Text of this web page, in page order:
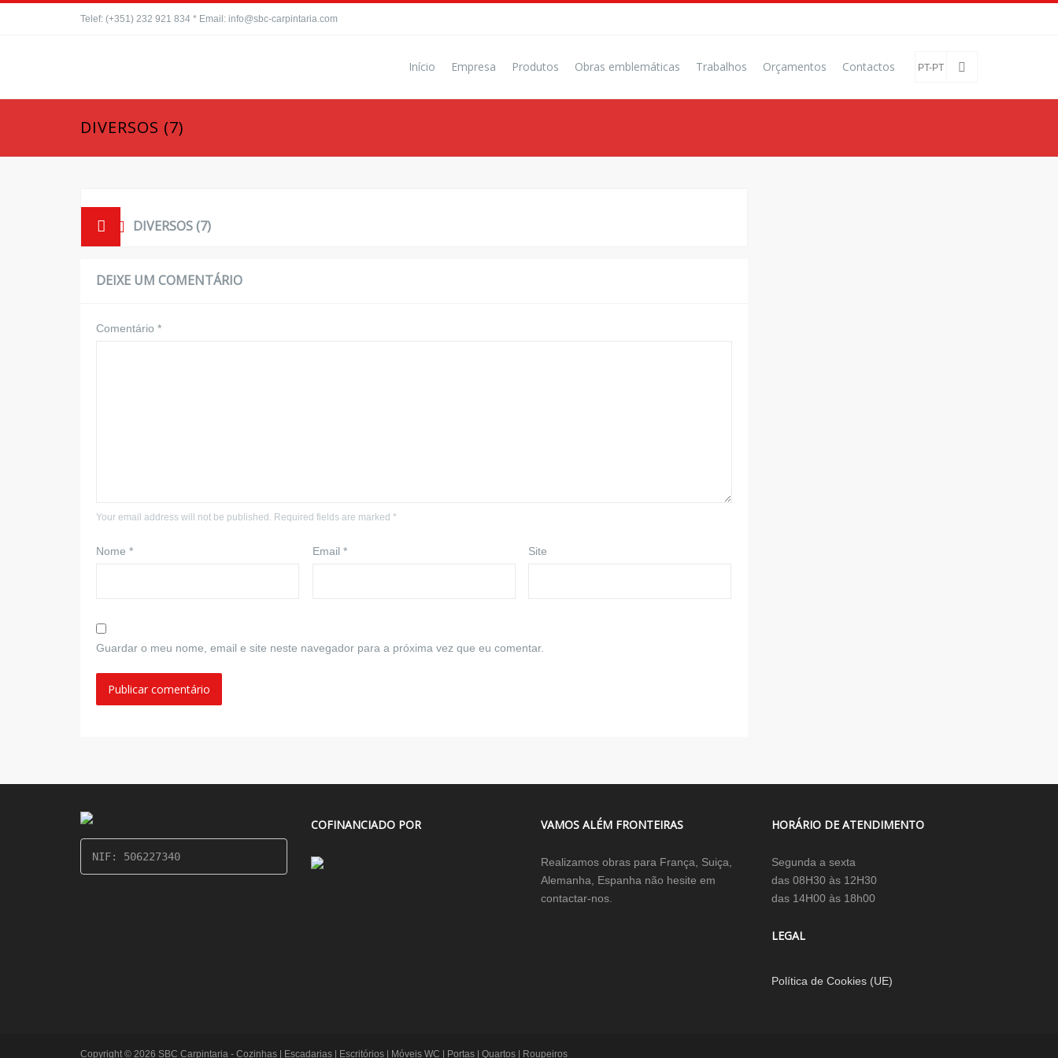
Telef: (+351) 232 921 834 * Email: info@sbc-carpintaria.com
PT-PT
Início Empresa Produtos Obras emblemáticas Trabalhos Orçamentos Contactos
DIVERSOS (7)
DIVERSOS (7)
DEIXE UM COMENTÁRIO
Comentário *
Your email address will not be published. Required fields are marked *
Nome * Email * Site
Guardar o meu nome, email e site neste navegador para a próxima vez que eu comentar.
NIF: 506227340
COFINANCIADO POR VAMOS ALÉM FRONTEIRAS
Realizamos obras para França, Suiça,
Alemanha, Espanha não hesite em
contactar-nos.
HORÁRIO DE ATENDIMENTO
Segunda a sexta
das 08H30 às 12H30
das 14H00 às 18h00
LEGAL
Política de Cookies (UE)
Copyright © 2026 SBC Carpintaria - Cozinhas | Escadarias | Escritórios | Móveis WC | Portas | Quartos | Roupeiros